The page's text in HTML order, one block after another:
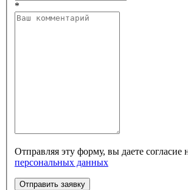
*
Отправляя эту форму, вы даете согласие
персональных данных
Отправить заявку